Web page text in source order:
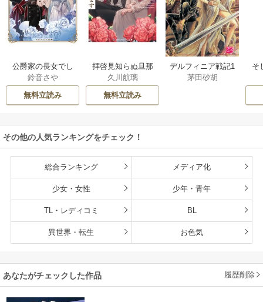
公爵家の長女でし
た
鈴音さや
無料立読み
拝啓見知らぬ旦那
様、離婚していた
だきます
久川航璃
無料立読み
デルフィニア戦記1
茅田砂胡
そ
その他の人気ランキングをチェック！
総合ランキング メディア化
少女・女性 少年・青年
TL・レディコミ BL
異世界・転生 お色気
あなたがチェックした作品 履歴削除